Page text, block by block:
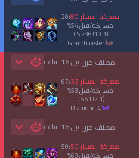
معركة المسار80
:
20
مشاركة/قتل54
%
CS236(10.1)
grandmaster
مصنف مرنقبل 16 ساعة
معركة المسار33
:
67
مشاركة/قتل53
%
CS61 (2.1)
diamond 4
مصنف مرنقبل 16 ساعة
معركة المسار50
:
50
مشاركة/قتل69
%